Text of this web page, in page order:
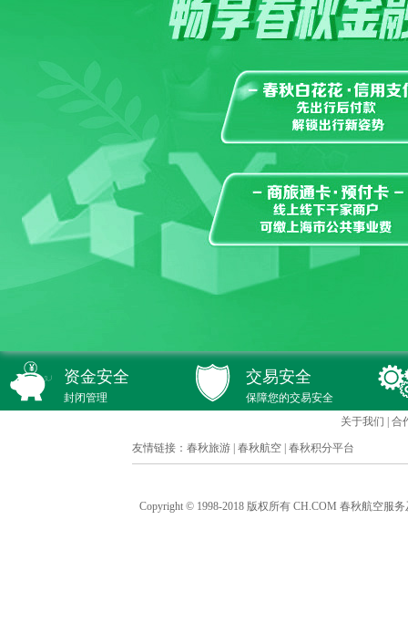
资金安全
封闭管理
交易安全
保障您的交易安全
关于我们
合
友情链接： 春秋旅游 春秋航空 春秋积分平台
Copyright © 1998-2018 版权所有 CH.COM 春秋航空服